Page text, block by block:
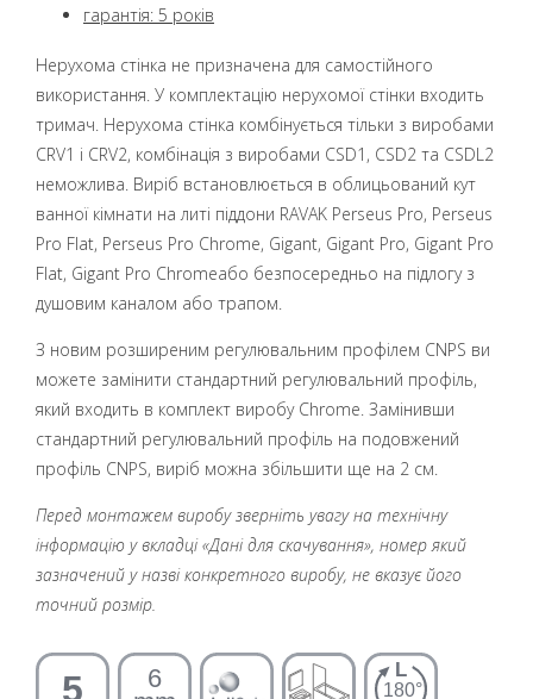
гарантія: 5 років
Нерухома стінка не призначена для самостійного
використання. У комплектацію нерухомої стінки входить
тримач. Нерухома стінка комбінується тільки з виробами
CRV1 і CRV2, комбінація з виробами CSD1, CSD2 та CSDL2
неможлива. Виріб встановлюється в облицьований кут
ванної кімнати на литі піддони RAVAK Perseus Pro, Perseus
Pro Flat, Perseus Pro Chrome, Gigant, Gigant Pro, Gigant Pro
Flat, Gigant Pro Chromeабо безпосередньо на підлогу з
душовим каналом або трапом.
З новим розширеним регулювальним профілем CNPS ви
можете замінити стандартний регулювальний профіль,
який входить в комплект виробу Chrome. Замінивши
стандартний регулювальний профіль на подовжений
профіль CNPS, виріб можна збільшити ще на 2 см.
Перед монтажем виробу зверніть увагу на технічну
інформацію у вкладці «Дані для скачування», номер який
зазначений у назві конкретного виробу, не вказує його
точний розмір.